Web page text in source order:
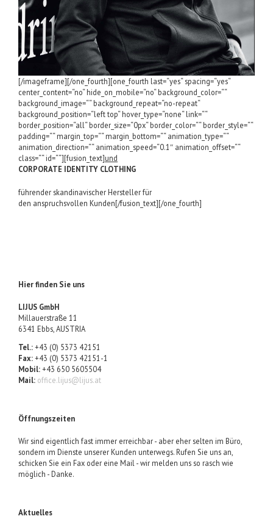
[/imageframe][/one_fourth][one_fourth last=“yes“ spacing=“yes“
center_content=“no“ hide_on_mobile=“no“ background_color=““
background_image=““ background_repeat=“no-repeat“
background_position=“left top“ hover_type=“none“ link=““
border_position=“all“ border_size=“0px“ border_color=““ border_style=““
padding=““ margin_top=““ margin_bottom=““ animation_type=““
animation_direction=““ animation_speed=“0.1″ animation_offset=““
class=““ id=““][fusion_text]und
CORPORATE IDENTITY CLOTHING
führender skandinavischer Hersteller für
den anspruchsvollen Kunden[/fusion_text][/one_fourth]
Hier finden Sie uns
LIJUS GmbH
Millauerstraße 11
6341 Ebbs, AUSTRIA
Tel.:+43 (0) 5373 42151
Fax:+43 (0) 5373 42151-1
Mobil:+43 650 5605504
Mail: office.lijus@lijus.at
Öffnungszeiten
Wir sind eigentlich fast immer erreichbar - aber eher selten im Büro,
sondern im Dienste unserer Kunden unterwegs. Rufen Sie uns an,
schicken Sie ein Fax oder eine Mail - wir melden uns so rasch wie
möglich - Danke.
Aktuelles